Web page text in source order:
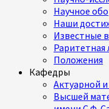
Научное
Наши
Известные
Раритетная
Положения
Кафедры
Актуарной
Высшей